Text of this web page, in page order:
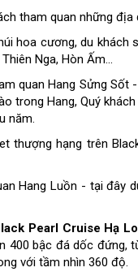
tham quan những
hoa cương, du
Nga, Hòn Ấm...
quan Hang Sửng
trong Hang, Quý
năm.
thượng hạng trên
Hang Luồn - tại đây
Pearl Cruise Hạ
bậc đá dốc đứng,
với tầm nhìn 360 độ.